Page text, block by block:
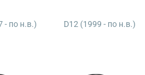
- по н.в.) D12 (1999 - по н.в.)